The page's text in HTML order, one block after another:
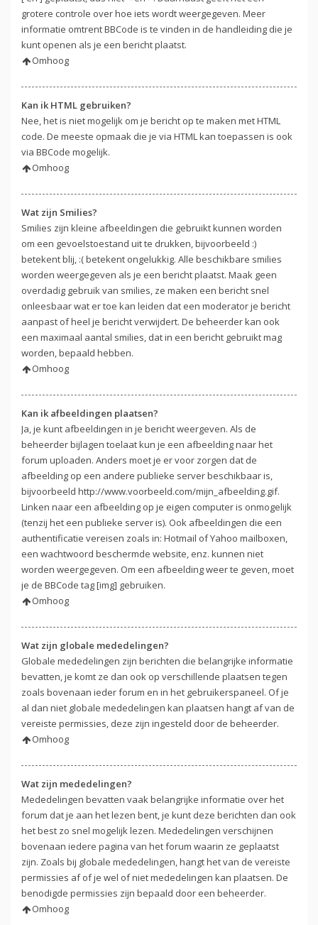
grotere controle over hoe iets wordt weergegeven. Meer
informatie omtrent BBCode is te vinden in de handleiding die je
kunt openen als je een bericht plaatst.
Omhoog
Kan ik HTML gebruiken?
Nee, het is niet mogelijk om je bericht op te maken met HTML
code. De meeste opmaak die je via HTML kan toepassen is ook
via BBCode mogelijk.
Omhoog
Wat zijn Smilies?
Smilies zijn kleine afbeeldingen die gebruikt kunnen worden
om een gevoelstoestand uit te drukken, bijvoorbeeld :)
betekent blij, :( betekent ongelukkig. Alle beschikbare smilies
worden weergegeven als je een bericht plaatst. Maak geen
overdadig gebruik van smilies, ze maken een bericht snel
onleesbaar wat er toe kan leiden dat een moderator je bericht
aanpast of heel je bericht verwijdert. De beheerder kan ook
een maximaal aantal smilies, dat in een bericht gebruikt mag
worden, bepaald hebben.
Omhoog
Kan ik afbeeldingen plaatsen?
Ja, je kunt afbeeldingen in je bericht weergeven. Als de
beheerder bijlagen toelaat kun je een afbeelding naar het
forum uploaden. Anders moet je er voor zorgen dat de
afbeelding op een andere publieke server beschikbaar is,
bijvoorbeeld http://www.voorbeeld.com/mijn_afbeelding.gif.
Linken naar een afbeelding op je eigen computer is onmogelijk
(tenzij het een publieke server is). Ook afbeeldingen die een
authentificatie vereisen zoals in: Hotmail of Yahoo mailboxen,
een wachtwoord beschermde website, enz. kunnen niet
worden weergegeven. Om een afbeelding weer te geven, moet
je de BBCode tag [img] gebruiken.
Omhoog
Wat zijn globale mededelingen?
Globale mededelingen zijn berichten die belangrijke informatie
bevatten, je komt ze dan ook op verschillende plaatsen tegen
zoals bovenaan ieder forum en in het gebruikerspaneel. Of je
al dan niet globale mededelingen kan plaatsen hangt af van de
vereiste permissies, deze zijn ingesteld door de beheerder.
Omhoog
Wat zijn mededelingen?
Mededelingen bevatten vaak belangrijke informatie over het
forum dat je aan het lezen bent, je kunt deze berichten dan ook
het best zo snel mogelijk lezen. Mededelingen verschijnen
bovenaan iedere pagina van het forum waarin ze geplaatst
zijn. Zoals bij globale mededelingen, hangt het van de vereiste
permissies af of je wel of niet mededelingen kan plaatsen. De
benodigde permissies zijn bepaald door een beheerder.
Omhoog